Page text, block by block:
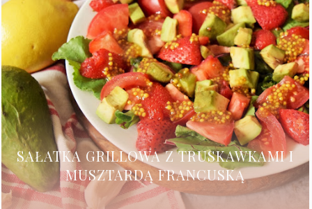
SAŁATKA GRILLOWA Z TRUSKAWKAMI I
MUSZTARDĄ FRANCUSKĄ